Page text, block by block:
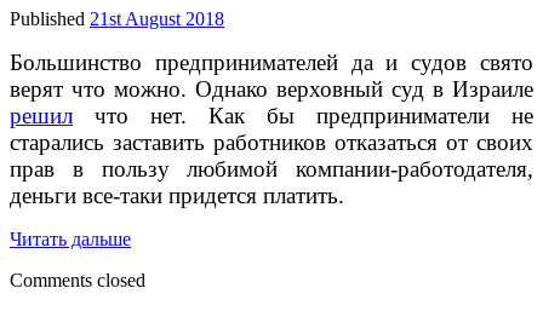
своих
известных
изобретениях
миллионы
Published 21st August 2018
Большинство предпринимателей да и судов свято
верят что можно. Однако верховный суд в Израиле
решил что нет. Как бы предприниматели не
старались заставить работников отказаться от своих
прав в пользу любимой компании-работодателя,
деньги все-таки придется платить.
Читать дальшеМожно
передать
Comments closed